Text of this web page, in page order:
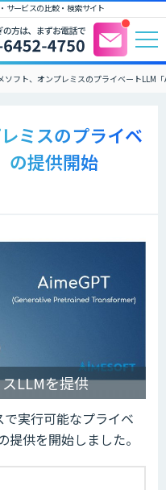
サービスの比較・検索サイト
ソフト、オンプレミスのプライベートLLM
ミスのプライベ
の提供開始
LLMを提供
実行可能なプライベ
供を開始しました。